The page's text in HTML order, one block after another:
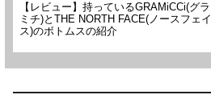
【レビュー】持っているGRAMiCCi(グラ
ミチ)とTHE NORTH FACE(ノースフェイ
ス)のボトムスの紹介